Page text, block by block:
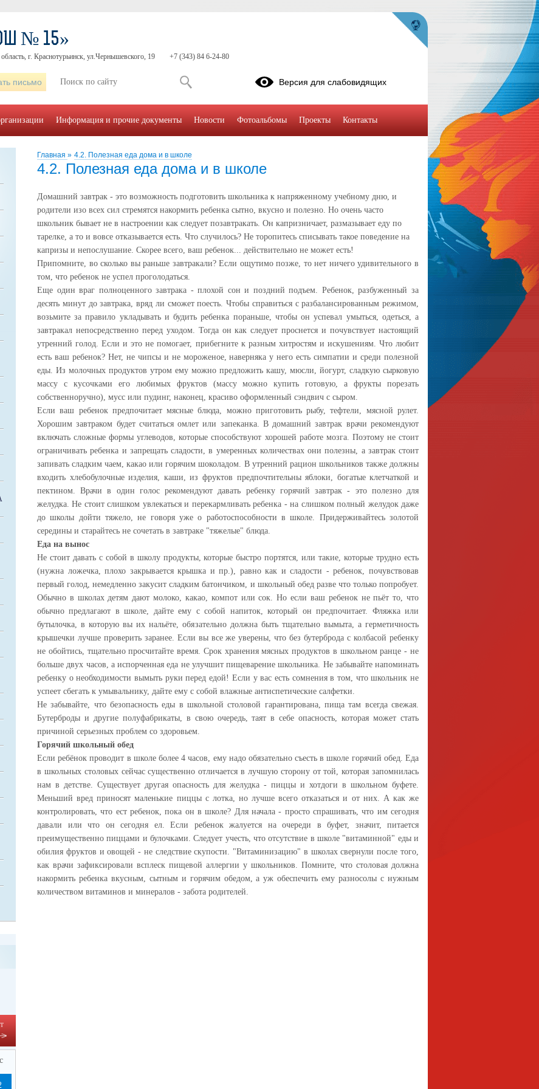
Главная » 4.2. Полезная еда дома и в школе
4.2. Полезная еда дома и в школе
Домашний завтрак - это возможность подготовить школьника к напряженному учебному дню, и
родители изо всех сил стремятся накормить ребенка сытно, вкусно и полезно. Но очень часто
школьник бывает не в настроении как следует позавтракать. Он капризничает, размазывает еду по
тарелке, а то и вовсе отказывается есть. Что случилось? Не торопитесь списывать такое поведение на
капризы и непослушание. Скорее всего, ваш ребенок... действительно не может есть!
Припомните, во сколько вы раньше завтракали? Если ощутимо позже, то нет ничего удивительного в
том, что ребенок не успел проголодаться.
Еще один враг полноценного завтрака - плохой сон и поздний подъем. Ребенок, разбуженный за
десять минут до завтрака, вряд ли сможет поесть. Чтобы справиться с разбалансированным режимом,
возьмите за правило укладывать и будить ребенка пораньше, чтобы он успевал умыться, одеться, а
завтракал непосредственно перед уходом. Тогда он как следует проснется и почувствует настоящий
утренний голод. Если и это не помогает, прибегните к разным хитростям и искушениям. Что любит
есть ваш ребенок? Нет, не чипсы и не мороженое, наверняка у него есть симпатии и среди полезной
еды. Из молочных продуктов утром ему можно предложить кашу, мюсли, йогурт, сладкую сырковую
массу с кусочками его любимых фруктов (массу можно купить готовую, а фрукты порезать
собственноручно), мусс или пудинг, наконец, красиво оформленный сэндвич с сыром.
Если ваш ребенок предпочитает мясные блюда, можно приготовить рыбу, тефтели, мясной рулет.
Хорошим завтраком будет считаться омлет или запеканка. В домашний завтрак врачи рекомендуют
включать сложные формы углеводов, которые способствуют хорошей работе мозга. Поэтому не стоит
ограничивать ребенка и запрещать сладости, в умеренных количествах они полезны, а завтрак стоит
запивать сладким чаем, какао или горячим шоколадом. В утренний рацион школьников также должны
входить хлебобулочные изделия, каши, из фруктов предпочтительны яблоки, богатые клетчаткой и
пектином. Врачи в один голос рекомендуют давать ребенку горячий завтрак - это полезно для
желудка. Не стоит слишком увлекаться и перекармливать ребенка - на слишком полный желудок даже
до школы дойти тяжело, не говоря уже о работоспособности в школе. Придерживайтесь золотой
середины и старайтесь не сочетать в завтраке "тяжелые" блюда.
Еда на вынос
Не стоит давать с собой в школу продукты, которые быстро портятся, или такие, которые трудно есть
(нужна ложечка, плохо закрывается крышка и пр.), равно как и сладости - ребенок, почувствовав
первый голод, немедленно закусит сладким батончиком, и школьный обед разве что только попробует.
Обычно в школах детям дают молоко, какао, компот или сок. Но если ваш ребенок не пьёт то, что
обычно предлагают в школе, дайте ему с собой напиток, который он предпочитает. Фляжка или
бутылочка, в которую вы их нальёте, обязательно должна быть тщательно вымыта, а герметичность
крышечки лучше проверить заранее. Если вы все же уверены, что без бутерброда с колбасой ребенку
не обойтись, тщательно просчитайте время. Срок хранения мясных продуктов в школьном ранце - не
больше двух часов, а испорченная еда не улучшит пищеварение школьника. Не забывайте напоминать
ребенку о необходимости вымыть руки перед едой! Если у вас есть сомнения в том, что школьник не
успеет сбегать к умывальнику, дайте ему с собой влажные антиспетические салфетки.
Не забывайте, что безопасность еды в школьной столовой гарантирована, пища там всегда свежая.
Бутерброды и другие полуфабрикаты, в свою очередь, таят в себе опасность, которая может стать
причиной серьезных проблем со здоровьем.
Горячий школьный обед
Если ребёнок проводит в школе более 4 часов, ему надо обязательно съесть в школе горячий обед. Еда
в школьных столовых сейчас существенно отличается в лучшую сторону от той, которая запомнилась
нам в детстве. Существует другая опасность для желудка - пиццы и хотдоги в школьном буфете.
Меньший вред приносят маленькие пиццы с лотка, но лучше всего отказаться и от них. А как же
контролировать, что ест ребенок, пока он в школе? Для начала - просто спрашивать, что им сегодня
давали или что он сегодня ел. Если ребенок жалуется на очереди в буфет, значит, питается
преимущественно пиццами и булочками. Следует учесть, что отсутствие в школе "витаминной" еды и
обилия фруктов и овощей - не следствие скупости. "Витаминизацию" в школах свернули после того,
как врачи зафиксировали всплеск пищевой аллергии у школьников. Помните, что столовая должна
накормить ребенка вкусным, сытным и горячим обедом, а уж обеспечить ему разносолы с нужным
количеством витаминов и минералов - забота родителей.
№ 15»
г. Краснотурьинск, ул.Чернышевского, 19 +7 (343) 84 6-24-80
письмо Версия для слабовидящих
Информация и прочие документы Новости Фотоальбомы Проекты Контакты